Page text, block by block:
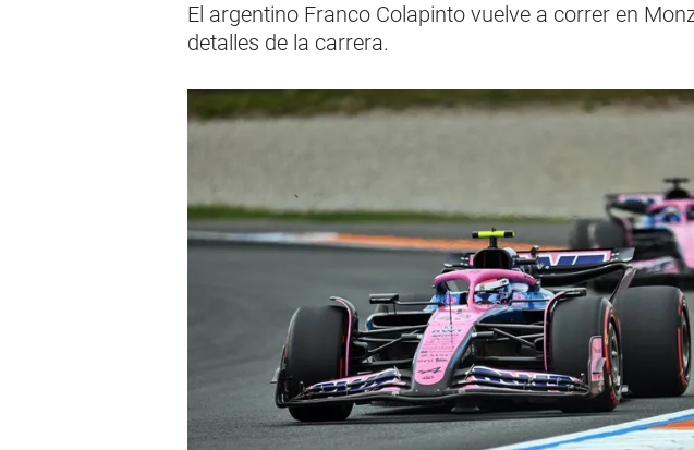
El argentino Franco Colapinto vuelve a correr en
detalles de la carrera.